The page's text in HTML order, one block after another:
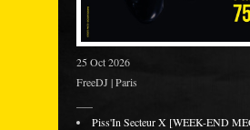
25 Oct 2026
FreeDJ | Paris
Piss'In Secteur X [WEEK-END